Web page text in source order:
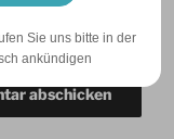
Sie uns bitte in der
ankündigen